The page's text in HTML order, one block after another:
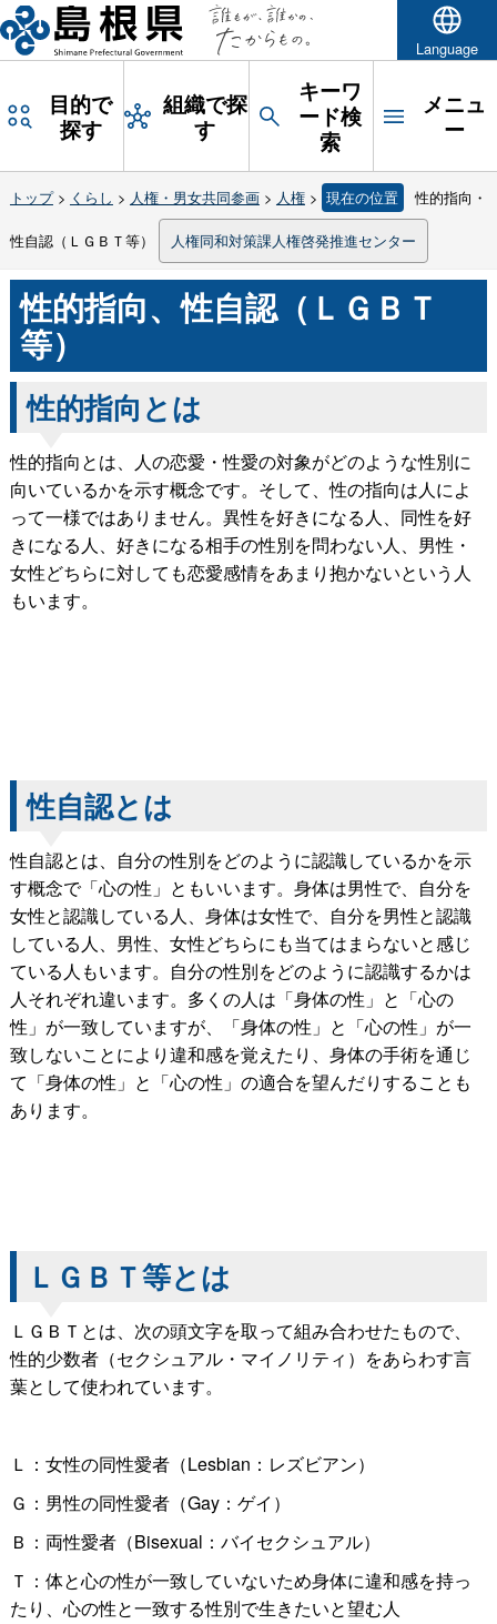
Language
目的で
探す
組織で探
す
キーワ
ード検
索
メニュ
ー
トップ> くらし > 人権・男女共同参画> 人権> 現在の位置 性的指向・
性自認（ＬＧＢＴ等） 人権同和対策課人権啓発推進センター
性的指向、性自認（ＬＧＢＴ
等）
性的指向とは
性的指向とは、人の恋愛・性愛の対象がどのような性別に
向いているかを示す概念です。そして、性の指向は人によ
って一様ではありません。異性を好きになる人、同性を好
きになる人、好きになる相手の性別を問わない人、男性・
女性どちらに対しても恋愛感情をあまり抱かないという人
もいます。
性自認とは
性自認とは、自分の性別をどのように認識しているかを示
す概念で「心の性」ともいいます。身体は男性で、自分を
女性と認識している人、身体は女性で、自分を男性と認識
している人、男性、女性どちらにも当てはまらないと感じ
ている人もいます。自分の性別をどのように認識するかは
人それぞれ違います。多くの人は「身体の性」と「心の
性」が一致していますが、「身体の性」と「心の性」が一
致しないことにより違和感を覚えたり、身体の手術を通じ
て「身体の性」と「心の性」の適合を望んだりすることも
あります。
ＬＧＢＴ等とは
ＬＧＢＴとは、次の頭文字を取って組み合わせたもので、
性的少数者（セクシュアル・マイノリティ）をあらわす言
葉として使われています。
Ｌ：女性の同性愛者（Lesbian：レズビアン）
Ｇ：男性の同性愛者（Gay：ゲイ）
Ｂ：両性愛者（Bisexual：バイセクシュアル）
Ｔ：体と心の性が一致していないため身体に違和感を持っ
たり、心の性と一致する性別で生きたいと望む人